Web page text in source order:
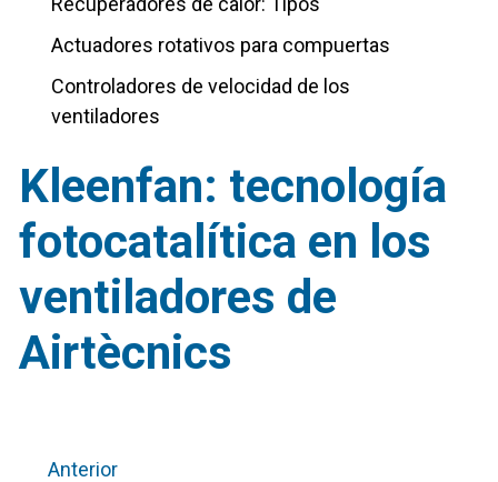
Actuadores rotativos para compuertas
Controladores de velocidad de los
ventiladores
Kleenfan: tecnología
fotocatalítica en los
ventiladores de
Airtècnics
Anterior